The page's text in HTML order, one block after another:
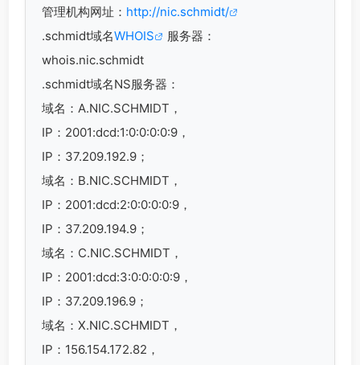
管理机构网址： http://nic.schmidt/
.schmidt域名WHOIS
服务器：
whois.nic.schmidt
.schmidt域名NS服务器：
域名：A.NIC.SCHMIDT，
IP：2001:dcd:1:0:0:0:0:9，
IP：37.209.192.9；
域名：B.NIC.SCHMIDT，
IP：2001:dcd:2:0:0:0:0:9，
IP：37.209.194.9；
域名：C.NIC.SCHMIDT，
IP：2001:dcd:3:0:0:0:0:9，
IP：37.209.196.9；
域名：X.NIC.SCHMIDT，
IP：156.154.172.82，